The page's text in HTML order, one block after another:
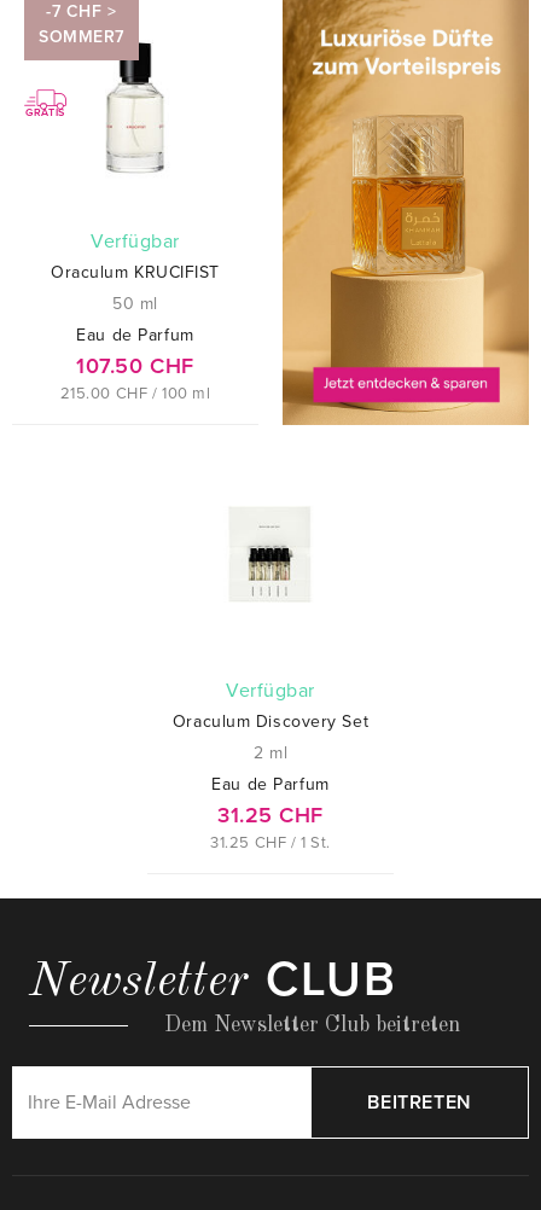
-7 CHF >
SOMMER7
GRATIS
verfügbar
Oraculum KRUCIFIST
50 ml
Eau de Parfum
107.50 CHF
215.00 CHF / 100 ml
verfügbar
Oraculum Discovery Set
2 ml
Eau de Parfum
31.25 CHF
31.25 CHF / 1 St.
Newsletter CLUB
Dem Newsletter Club beitreten
BEITRETEN